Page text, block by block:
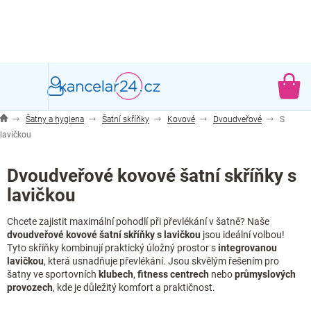
Šatny a hygiena Šatní skříňky Kovové Dvoudveřové
S
lavičkou
Dvoudveřové kovové šatní skříňky s
lavičkou
Chcete zajistit maximální pohodlí při převlékání v šatně? Naše
dvoudveřové kovové šatní skříňky s lavičkou jsou ideální volbou!
Tyto skříňky kombinují praktický úložný prostor sintegrovanou
lavičkou, která usnadňuje převlékání. Jsou skvělým řešením pro
šatny ve sportovních klubech, fitnesscentrech neboprůmyslových
provozech, kde je důležitý komfort a praktičnost.